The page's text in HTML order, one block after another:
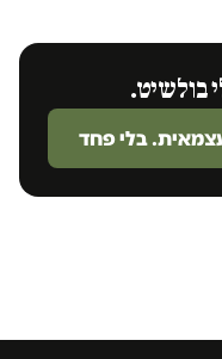
בולשיט.
בלי פחד